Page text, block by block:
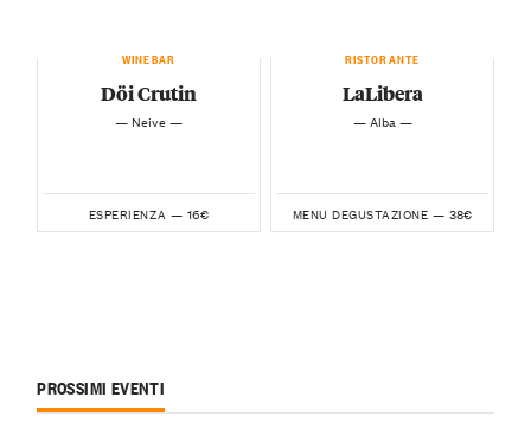
WINEBAR
Döi Crutin
— Neive —
ESPERIENZA — 16€
RISTORANTE
LaLibera
— Alba —
MENU DEGUSTAZIONE — 38€
PROSSIMI EVENTI